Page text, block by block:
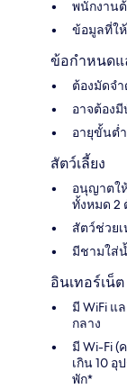
พนักงาน
ข้อมูลที่ใ
ข้อกำหนดแ
ต้องมัดจ
อาจต้อง
อายุขั้นต่
สัตว์เลี้ยง
อนุญาตใ
ทั้งหมด 2
สัตว์ช่วย
มีชามใส่
อินเทอร์เน็ต
มี WiFi แ
กลาง
มี Wi-Fi (
เกิน 10
พัก*